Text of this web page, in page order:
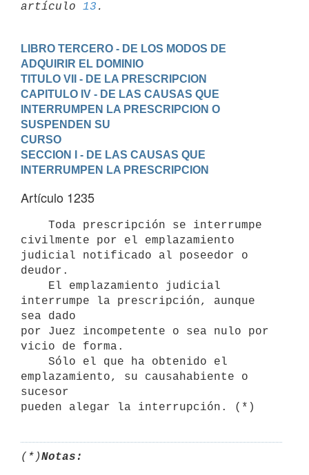
artículo 13
LIBRO TERCERO - DE LOS MODOS DE
ADQUIRIR EL DOMINIO
TITULO VII - DE LA PRESCRIPCION
CAPITULO IV - DE LAS CAUSAS QUE
INTERRUMPEN LA PRESCRIPCION O
SUSPENDEN SU
CURSO
SECCION I - DE LAS CAUSAS QUE
INTERRUMPEN LA PRESCRIPCION
Artículo 1235
civilmente por el emplazamiento
judicial notificado al poseedor o
deudor.
interrumpe la prescripción, aunque
sea dado
por Juez incompetente o sea nulo por
vicio de forma.
emplazamiento, su causahabiente o
sucesor
(*)Notas: